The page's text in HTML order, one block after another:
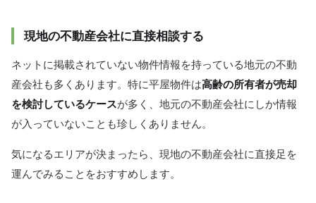
現地の不動産会社に直接相談する
ネットに掲載されていない物件情報を持っている地元の不動
産会社も多くあります。特に平屋物件は高齢の所有者が売却
を検討しているケースが多く、地元の不動産会社にしか情報
が入っていないことも珍しくありません。
気になるエリアが決まったら、現地の不動産会社に直接足を
運んでみることをおすすめします。